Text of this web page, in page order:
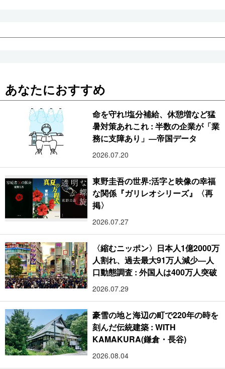
あなたにおすすめ
命を守れ!塩分補給、休憩増など猛
暑対策あれこれ : 半数の企業が「業
務に支障あり」―帝国データ
2026.07.20
東野圭吾の世界:活字と映像の幸福
な関係『ガリレオシリーズ』〈再
掲〉
2026.07.27
〈縮むニッポン〉日本人1億2000万
人割れ、過去最大91万人減少―人
口動態調査 : 外国人は400万人突破
2026.07.29
豪雪の地と海辺の町で220年の時を
刻んだ伝統建築 : WITH
KAMAKURA(鎌倉・長谷)
2026.08.04